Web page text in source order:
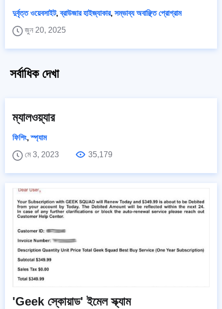
দুর্বৃত্ত ওয়েবসাইট,ব্রাউজার হাইজ্যাকার, সম্ভাব্য অবাঞ্ছিত প্রোগ্রাম
জুন 20, 2025
সর্বাধিক দেখা
ম্যালওয়্যার
ফিশিং,স্প্যাম
মে 3, 2023
35,179
'Geek স্কোয়াড' ইমেল স্ক্যাম